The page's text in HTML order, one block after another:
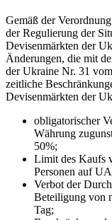
Gemäß der
der Regulierung der
Devisenmärkten der
Änderungen, die mit
der Ukraine Nr. 31
zeitliche
Devisenmärkten der
obligatorischer
Währung
50%;
Limit des Kaufs
Personen auf
Verbot der
Beteiligung von
Tag;